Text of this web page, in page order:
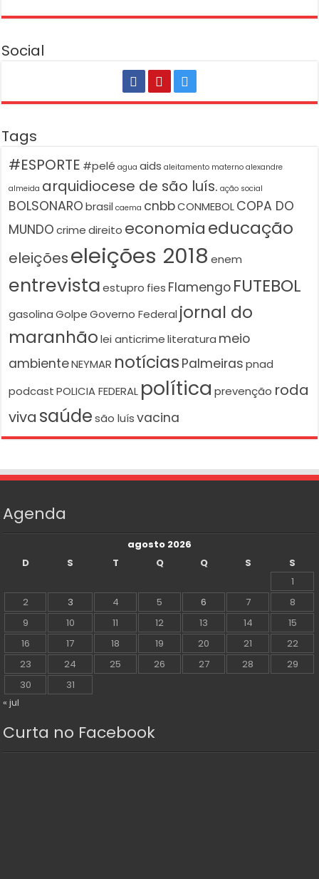
Social
Tags
#ESPORTE #pelé agua aids aleitamento materno alexandre
almeida arquidiocese de são luís. ação social
BOLSONARO brasil caema cnbbCONMEBOLCOPA DO
MUNDO crime direito economiaeducação
eleiçõeseleições 2018 enem
entrevista estupro fies Flamengo FUTEBOL
gasolina Golpe Governo Federal jornal do
maranhão lei anticrime literatura meio
ambienteNEYMAR notícias Palmeiras pnad
podcast POLICIA FEDERAL política prevenção roda
viva saúde são luís vacina
Agenda
agosto 2026
D
S T Q Q S
S
1
2
3 4 5 6 7
8
9
10 11 12 13 14
15
16
17 18 19 20 21
22
23
24 25 26 27 28
29
30
31
« jul
Curta no Facebook